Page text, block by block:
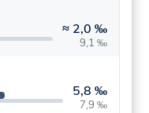
≈ 2,0 ‰
9,1 ‰
5,8 ‰
7,9 ‰